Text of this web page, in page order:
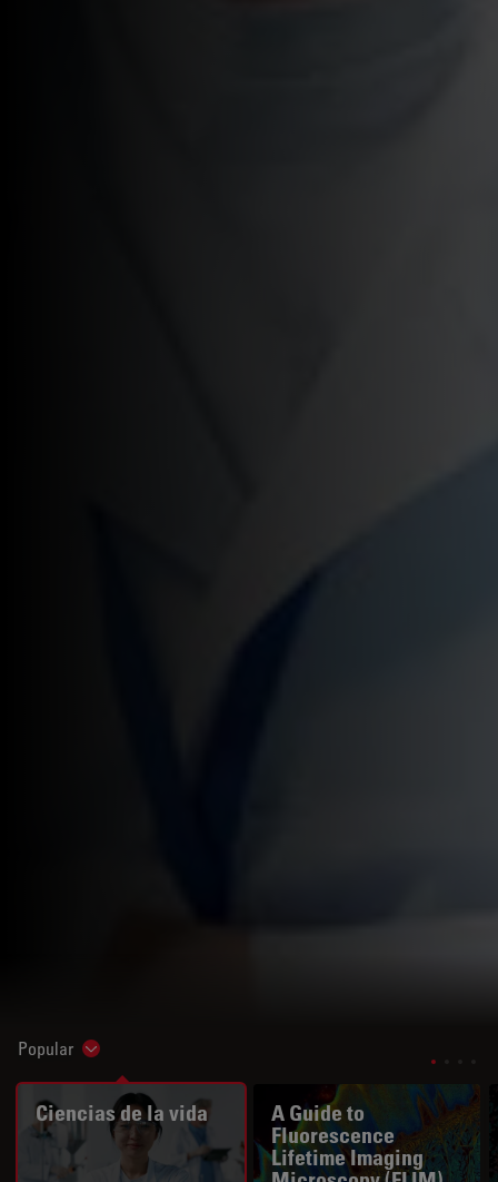
Popular Show subnavigation
Ciencias de la vida
A Guide to
Fluorescence
Lifetime Imaging